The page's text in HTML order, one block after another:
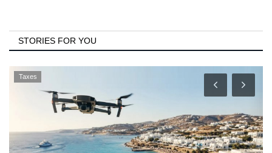
STORIES FOR YOU
Taxes